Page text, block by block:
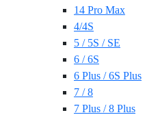
14 Pro Max
4/4S
5 / 5S / SE
6 / 6S
6 Plus / 6S Plus
7 / 8
7 Plus / 8 Plus